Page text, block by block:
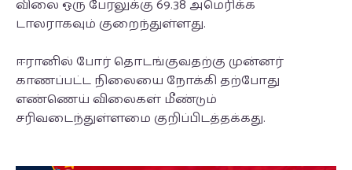
விலை ஒரு பேரலுக்கு 69.38 அமெரிக்க
டாலராகவும் குறைந்துள்ளது.
ஈரானில் போர் தொடங்குவதற்கு முன்னர்
காணப்பட்ட நிலையை நோக்கி தற்போது
எண்ணெய் விலைகள் மீண்டும்
சரிவடைந்துள்ளமை குறிப்பிடத்தக்கது.